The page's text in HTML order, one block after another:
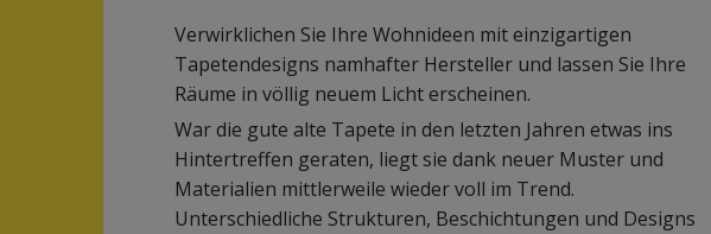
Verwirklichen Sie Ihre Wohnideen mit einzigartigen
Tapetendesigns namhafter Hersteller und lassen Sie Ihre
Räume in völlig neuem Licht erscheinen.
War die gute alte Tapete in den letzten Jahren etwas ins
Hintertreffen geraten, liegt sie dank neuer Muster und
Materialien mittlerweile wieder voll im Trend.
Unterschiedliche Strukturen, Beschichtungen und Designs